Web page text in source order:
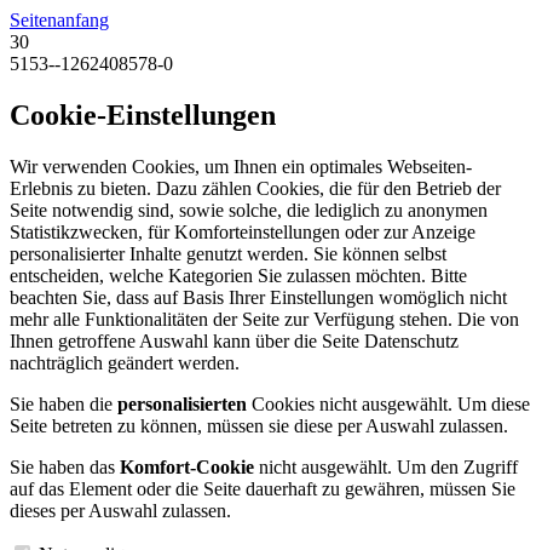
Seitenanfang
30
5153--1262408578-0
Cookie-Einstellungen
Wir verwenden Cookies, um Ihnen ein optimales Webseiten-
Erlebnis zu bieten. Dazu zählen Cookies, die für den Betrieb der
Seite notwendig sind, sowie solche, die lediglich zu anonymen
Statistikzwecken, für Komforteinstellungen oder zur Anzeige
personalisierter Inhalte genutzt werden. Sie können selbst
entscheiden, welche Kategorien Sie zulassen möchten. Bitte
beachten Sie, dass auf Basis Ihrer Einstellungen womöglich nicht
mehr alle Funktionalitäten der Seite zur Verfügung stehen. Die von
Ihnen getroffene Auswahl kann über die Seite Datenschutz
nachträglich geändert werden.
Sie haben die personalisierten Cookies nicht ausgewählt. Um diese
Seite betreten zu können, müssen sie diese per Auswahl zulassen.
Sie haben das Komfort-Cookie nicht ausgewählt. Um den Zugriff
auf das Element oder die Seite dauerhaft zu gewähren, müssen Sie
dieses per Auswahl zulassen.